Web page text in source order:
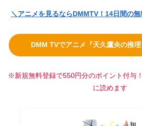
＼アニメを見るならDMMTV！14日間の
DMM TVでアニメ『天久鷹央の推
※新規無料登録で550円分のポイント付与
に読めます